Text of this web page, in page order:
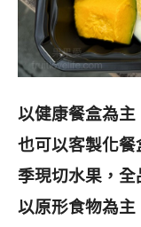
以健康餐盒為主
也可以客製化
季現切水果，全
以原形食物為